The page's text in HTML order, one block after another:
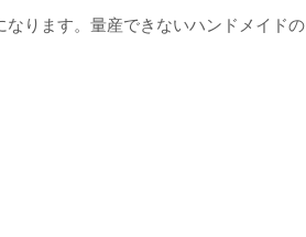
ります。量産できないハンドメイドの